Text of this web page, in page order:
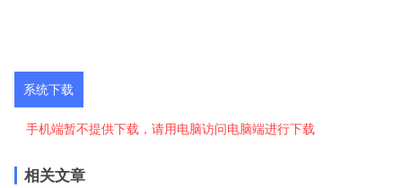
系统下载
手机端暂不提供下载，请用电脑访问电脑端进行下载
相关文章